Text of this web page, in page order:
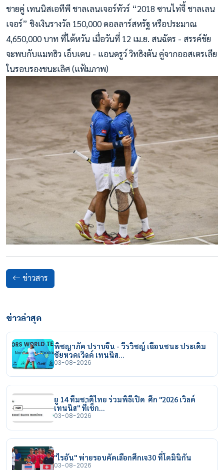
ชายคู่ เทนนิสเอทีพี ชาลเลนเจอร์ทัวร์ “2018 ซานไท่จี้ ชาลเลน
เจอร์” ชิงเงินรางวัล 150,000 ดอลลาร์สหรัฐ หรือประมาณ
4,650,000 บาท ที่ไต้หวัน เมื่อวันที่ 12 เม.ย. สนฉัตร - สรรค์ชัย
จะพบกับแมทธิว เอ็บเดน - แอนดรูว์ วิทธิงตัน คู่จากออสเตรเลีย
ในรอบรองชนะเลิศ (แฟ้มภาพ)
ข่าวสาร
ข่าวล่าสุด
พิชญาภัค ปราบจีน - วีรวิชญ์ เฉือนชนะ ประเดิม
ชัยหวดเวิลด์ เทนนิส…
03-08-2026
ยู 14 ทีมชาติไทย ร่วมพิธีเปิด ศึก "2026 เวิลด์
เทนนิส" ที่เช็ก…
03-08-2026
"ไรอัน" พ่ายรอบคัดเลือกศึกเจ30 ที่โดมินิกัน
03-08-2026